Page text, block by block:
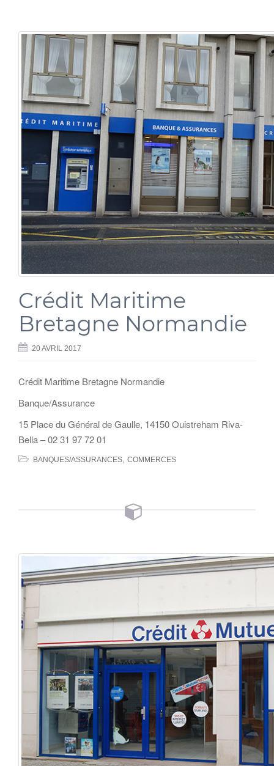
Crédit Maritime
Bretagne Normandie
20 AVRIL 2017
Crédit Maritime Bretagne Normandie
Banque/Assurance
15 Place du Général de Gaulle, 14150 Ouistreham Riva-
Bella – 02 31 97 72 01
BANQUES/ASSURANCES, COMMERCES